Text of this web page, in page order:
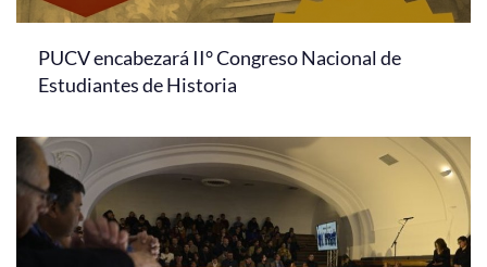
PUCV encabezará II° Congreso Nacional de
Estudiantes de Historia